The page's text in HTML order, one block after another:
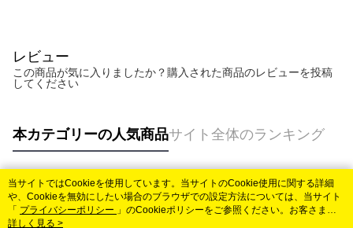
レビュー
この商品が気に入りましたか？購入された商品のレビューを投稿
してください
本カテゴリーの人気商品サイト全体のランキング
人気タグ
当サイトではCookieを使用しています。当サイトのCookie使用に関する詳細
や、Cookieを無効にしたい場合のブラウザでの設定方法については、当サイト
「 プライバシーポリシー 」のCookieポリシーをご参照ください。お客さま
が、当サイトを引き続き使用される場合、当社がサイト利用規約のCookieポリ
詳しく見る >